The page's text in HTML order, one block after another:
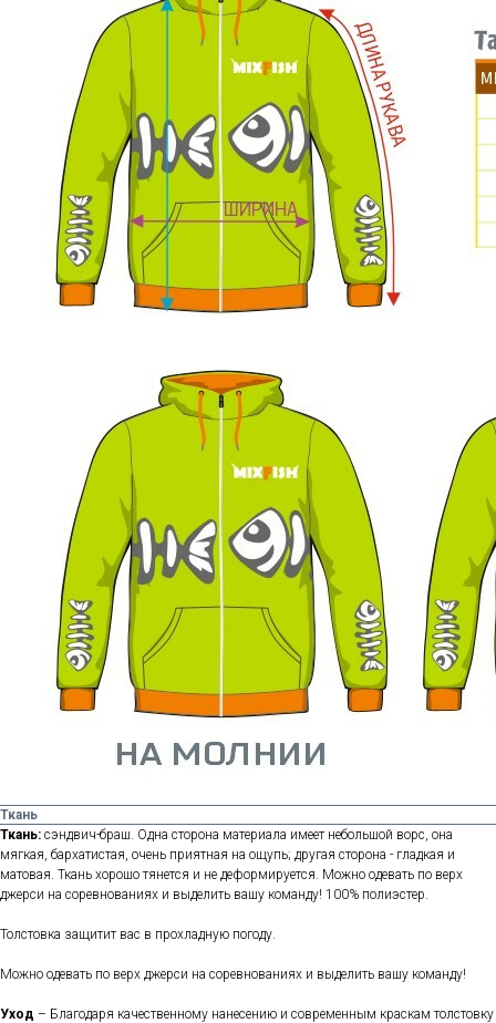
Ткань
Ткань: сэндвич-браш. Одна сторона материала имеет небольшой ворс, она
мягкая, бархатистая, очень приятная на ощупь; другая сторона - гладкая и
матовая. Ткань хорошо тянется и не деформируется. Можно одевать по верх
джерси на соревнованиях и выделить вашу команду! 100% полиэстер.
Толстовка защитит вас в прохладную погоду.
Можно одевать по верх джерси на соревнованиях и выделить вашу команду!
Уход – Благодаря качественному нанесению и современным краскам толстовку